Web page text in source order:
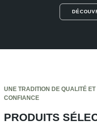
UNE TRADITION DE QUALITÉ
CONFIANCE
PRODUITS